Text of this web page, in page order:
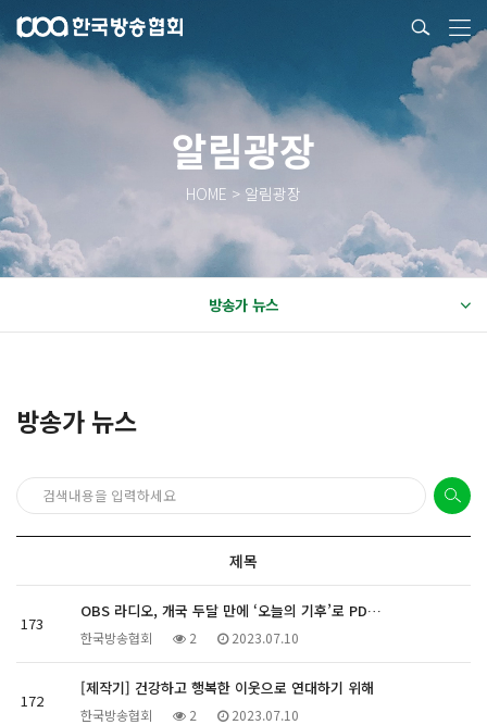
알림광장
HOME > 알림광장
방송가 뉴스
방송가 뉴스
제목
173
OBS 라디오, 개국 두달 만에 ‘오늘의 기후’로 PD…
한국방송협회 2 2023.07.10
172
[제작기] 건강하고 행복한 이웃으로 연대하기 위해
한국방송협회 2 2023.07.10